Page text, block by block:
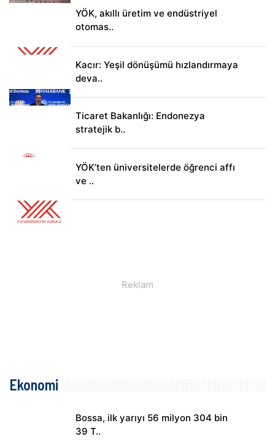
YÖK, akıllı üretim ve endüstriyel
otomas..
Kacır: Yeşil dönüşümü hızlandırmaya
deva..
Ticaret Bakanlığı: Endonezya
stratejik b..
YÖK’ten üniversitelerde öğrenci affı
ve ..
Ekonomi
Bossa, ilk yarıyı 56 milyon 304 bin
39 T..